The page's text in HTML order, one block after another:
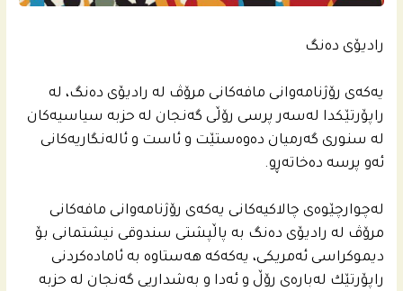
رادیۆی ده‌نگ
یه‌كه‌ى رۆژنامه‌وانى مافه‌كانى مرۆڤ له‌ رادیۆی ده‌نگ، له‌
راپۆرتێكدا له‌سه‌ر پرسی رۆڵی گه‌نجان له‌ حزبه‌ سیاسیه‌كان
له‌ سنورى گه‌رمیان ده‌وه‌ستێت و ئاست و ئاله‌نگاریه‌كانى
ئه‌و پرسه‌ ده‌خاته‌ڕو.
له‌چوارچێوه‌ى چالاكیه‌كانى یه‌كه‌ى رۆژنامه‌وانى مافه‌كانى
مرۆڤ له‌ رادیۆی ده‌نگ به‌ پاڵپشتی سندوقی نیشتمانى بۆ
دیموكراسی ئه‌مریكی، یه‌كه‌كه‌ هه‌ستاوه‌ به‌ ئاماده‌كردنى
راپۆرتێك له‌باره‌ى رۆڵ و ئه‌دا و به‌شداریی گه‌نجان له‌ حزبه‌